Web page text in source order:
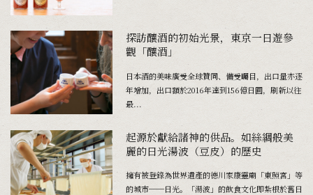
探訪釀酒的初始光景，東京一日遊參
觀「釀酒」
日本酒的美味廣受全球贊同、備受矚目，出口量亦逐
年增加，出口額於2016年達到156億日圓，刷新以往
最...
起源於獻給諸神的供品。如絲綢般美
麗的日光湯波（豆皮）的歷史
擁有被登錄為世界遺產的德川家康靈廟「東照宮」等
的城市──日光。「湯波」的飲食文化即紮根於舊日